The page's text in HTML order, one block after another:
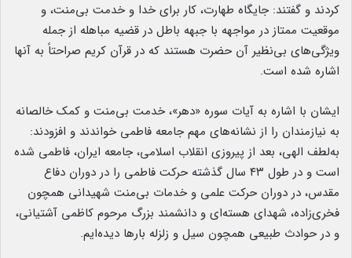
کردند و گفتند: جایگاه طهارت، کار برای خدا و خدمت بی‌منت، و
موقعیت ممتاز در مواجهه با جبهه باطل در قضیه مباهله از جمله
ویژگی‌های بی‌نظیر آن حضرت هستند که در قرآن کریم صراحتاً به آنها
اشاره شده است.
ایشان با اشاره به آیات سوره «دهر»، خدمت بی‌منت و کمک خالصانه
به نیازمندان را از نشانه‌های مهم جامعه فاطمی خواندند و افزودند:
به‌لطف الهی، بعد از پیروزی انقلاب اسلامی، جامعه ایران، فاطمی شده
است و در طول ۴۳ سال گذشته حرکت فاطمی را در دوران دفاع
مقدس، در دوران حرکت علمی و خدمات بی‌منت شهیدانی همچون
فخری‌زاده، شهدای هسته‌ای و دانشمند بزرگ مرحوم کاظمی آشتیانی،
و در حوادث طبیعی همچون سیل و زلزله بارها دیده‌ایم.